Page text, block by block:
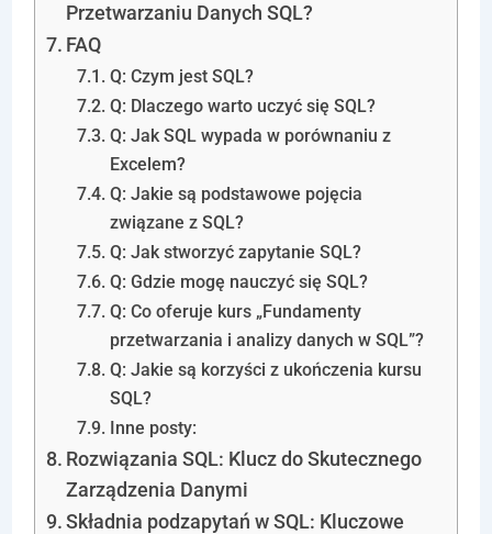
Przetwarzaniu Danych SQL?
FAQ
Q: Czym jest SQL?
Q: Dlaczego warto uczyć się SQL?
Q: Jak SQL wypada w porównaniu z
Excelem?
Q: Jakie są podstawowe pojęcia
związane z SQL?
Q: Jak stworzyć zapytanie SQL?
Q: Gdzie mogę nauczyć się SQL?
Q: Co oferuje kurs „Fundamenty
przetwarzania i analizy danych w SQL”?
Q: Jakie są korzyści z ukończenia kursu
SQL?
Inne posty:
Rozwiązania SQL: Klucz do Skutecznego
Zarządzenia Danymi
Składnia podzapytań w SQL: Kluczowe